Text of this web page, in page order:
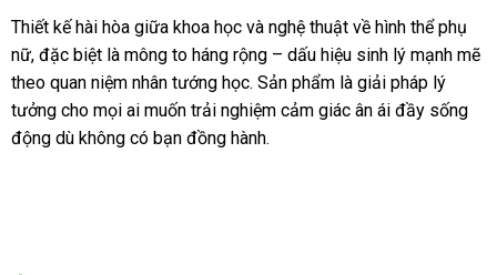
Thiết kế hài hòa giữa khoa học và nghệ thuật về hình thể phụ
nữ, đặc biệt là mông to háng rộng – dấu hiệu sinh lý mạnh mẽ
theo quan niệm nhân tướng học. Sản phẩm là giải pháp lý
tưởng cho mọi ai muốn trải nghiệm cảm giác ân ái đầy sống
động dù không có bạn đồng hành.